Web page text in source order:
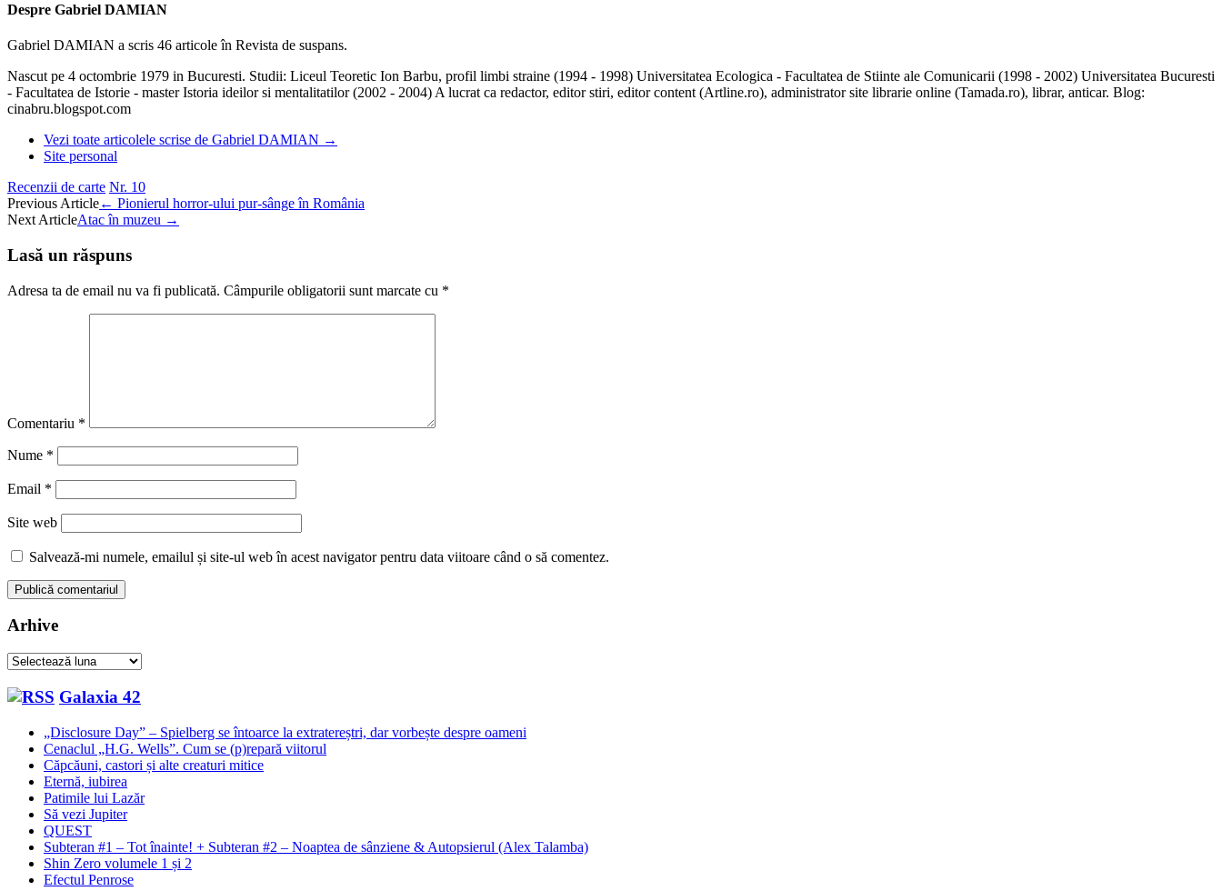
Despre Gabriel DAMIAN
Gabriel DAMIAN a scris 46 articole în Revista de suspans.
Nascut pe 4 octombrie 1979 in Bucuresti. Studii: Liceul Teoretic Ion Barbu, profil limbi straine (1994 - 1998) Universitatea Ecologica - Facultatea de Stiinte ale Comunicarii (1998 - 2002) Universitatea Bucuresti
- Facultatea de Istorie - master Istoria ideilor si mentalitatilor (2002 - 2004) A lucrat ca redactor, editor stiri, editor content (Artline.ro), administrator site librarie online (Tamada.ro), librar, anticar. Blog:
cinabru.blogspot.com
Vezi toate articolele scrise de Gabriel DAMIAN →
Site personal
Recenzii de carte Nr. 10
Post
navigation
Previous Article← Pionierul horror-ului pur-sânge în România
Next ArticleAtac în muzeu →
Lasă un răspuns
Adresa ta de email nu va fi publicată. Câmpurile obligatorii sunt marcate cu *
Comentariu *
Nume *
Email *
Site web
Salvează-mi numele, emailul și site-ul web în acest navigator pentru data viitoare când o să comentez.
Arhive
Arhive
Galaxia 42
„Disclosure Day” – Spielberg se întoarce la extratereștri, dar vorbește despre oameni
Cenaclul „H.G. Wells”. Cum se (p)repară viitorul
Căpcăuni, castori și alte creaturi mitice
Eternă, iubirea
Patimile lui Lazăr
Să vezi Jupiter
QUEST
Subteran #1 – Tot înainte! + Subteran #2 – Noaptea de sânziene & Autopsierul (Alex Talamba)
Shin Zero volumele 1 și 2
Efectul Penrose